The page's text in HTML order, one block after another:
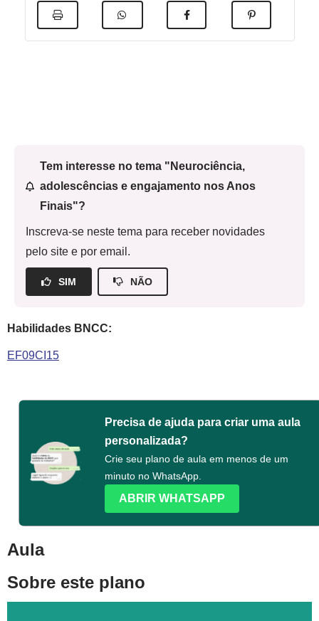
Tem interesse no tema "Neurociência,
adolescências e engajamento nos Anos
Finais"?
Inscreva-se neste tema para receber novidades
pelo site e por email.
SIM NÃO
Habilidades BNCC:
EF09CI15
Precisa de ajuda para criar uma aula
personalizada?
Crie seu plano de aula em menos de um
minuto no WhatsApp.
ABRIR WHATSAPP
Aula
Sobre este plano